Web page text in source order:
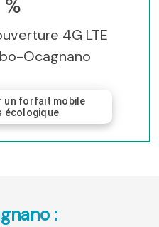
4G LTE
Ocagnano
un forfait mobile
écologique
: